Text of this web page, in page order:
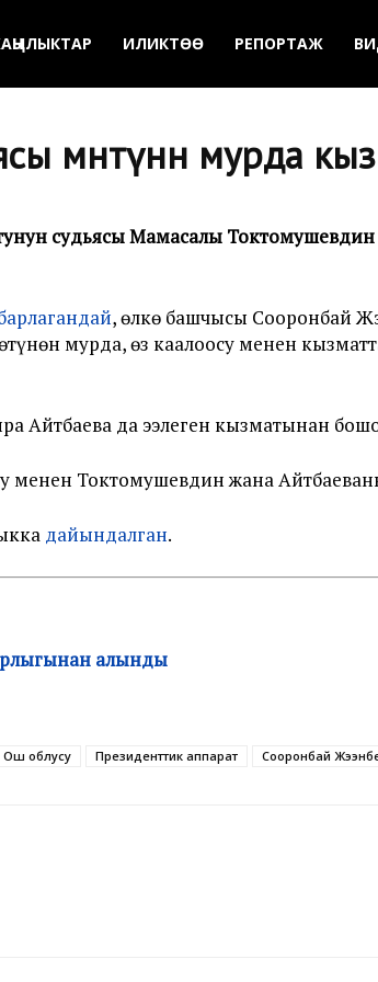
ИЛИКТӨӨ РЕПОРТАЖ
мөөнөтүнөн мурда
судьясы Мамасалы Токтомушевдин
, өлкө башчысы Сооронбай
мурда, өз каалоосу менен
Айтбаева да ээлеген кызматынан
Токтомушевдин жана
дайындалган.
алынды
Ош облусу Президенттик аппарат Сооронбай